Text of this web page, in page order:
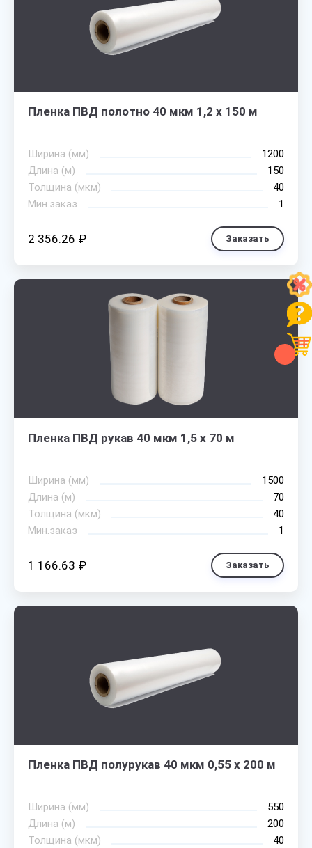
Пленка ПВД полотно 40 мкм 1,2 х 150 м
Ширина (мм)
1200
Длина (м)
150
Толщина (мкм)
40
Мин.заказ
1
2 356.26 ₽ Заказать
Пленка ПВД рукав 40 мкм 1,5 х 70 м
Ширина (мм)
1500
Длина (м)
70
Толщина (мкм)
40
Мин.заказ
1
1 166.63 ₽ Заказать
Пленка ПВД полурукав 40 мкм 0,55 х 200 м
Ширина (мм)
550
Длина (м)
200
Толщина (мкм)
40